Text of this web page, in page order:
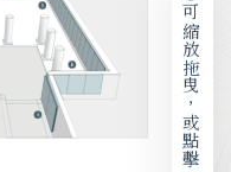
可縮放拖曳，或點擊